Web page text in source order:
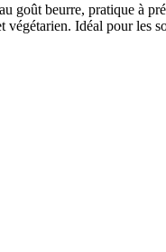
goût beurre, pratique à
Idéal pour les